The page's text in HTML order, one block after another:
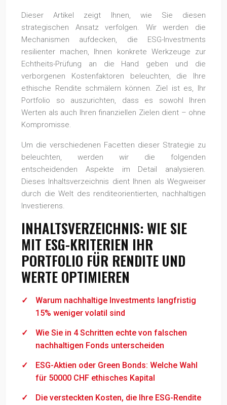
Dieser Artikel zeigt Ihnen, wie Sie diesen
strategischen Ansatz verfolgen. Wir werden die
Mechanismen aufdecken, die ESG-Investments
resilienter machen, Ihnen konkrete Werkzeuge zur
Echtheits-Prüfung an die Hand geben und die
verborgenen Kostenfaktoren beleuchten, die Ihre
ethische Rendite schmälern können. Ziel ist es, Ihr
Portfolio so auszurichten, dass es sowohl Ihren
Werten als auch Ihren finanziellen Zielen dient – ohne
Kompromisse.
Um die verschiedenen Facetten dieser Strategie zu
beleuchten, werden wir die folgenden
entscheidenden Aspekte im Detail analysieren.
Dieses Inhaltsverzeichnis dient Ihnen als Wegweiser
durch die Welt des renditeorientierten, nachhaltigen
Investierens.
INHALTSVERZEICHNIS: WIE SIE
MIT ESG-KRITERIEN IHR
PORTFOLIO FÜR RENDITE UND
WERTE OPTIMIEREN
Warum nachhaltige Investments langfristig
15% weniger volatil sind
Wie Sie in 4 Schritten echte von falschen
nachhaltigen Fonds unterscheiden
ESG-Aktien oder Green Bonds: Welche Wahl
für 50000 CHF ethisches Kapital
Die versteckten Kosten, die Ihre ESG-Rendite